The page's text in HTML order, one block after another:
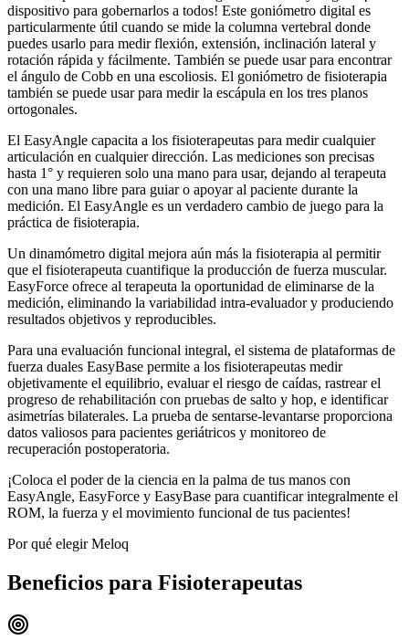
dispositivo para gobernarlos a todos! Este goniómetro digital es
particularmente útil cuando se mide la columna vertebral donde
puedes usarlo para medir flexión, extensión, inclinación lateral y
rotación rápida y fácilmente. También se puede usar para encontrar
el ángulo de Cobb en una escoliosis. El goniómetro de fisioterapia
también se puede usar para medir la escápula en los tres planos
ortogonales.
El EasyAngle capacita a los fisioterapeutas para medir cualquier
articulación en cualquier dirección. Las mediciones son precisas
hasta 1° y requieren solo una mano para usar, dejando al terapeuta
con una mano libre para guiar o apoyar al paciente durante la
medición. El EasyAngle es un verdadero cambio de juego para la
práctica de fisioterapia.
Un dinamómetro digital mejora aún más la fisioterapia al permitir
que el fisioterapeuta cuantifique la producción de fuerza muscular.
EasyForce ofrece al terapeuta la oportunidad de eliminarse de la
medición, eliminando la variabilidad intra-evaluador y produciendo
resultados objetivos y reproducibles.
Para una evaluación funcional integral, el sistema de plataformas de
fuerza duales EasyBase permite a los fisioterapeutas medir
objetivamente el equilibrio, evaluar el riesgo de caídas, rastrear el
progreso de rehabilitación con pruebas de salto y hop, e identificar
asimetrías bilaterales. La prueba de sentarse-levantarse proporciona
datos valiosos para pacientes geriátricos y monitoreo de
recuperación postoperatoria.
¡Coloca el poder de la ciencia en la palma de tus manos con
EasyAngle, EasyForce y EasyBase para cuantificar integralmente el
ROM, la fuerza y el movimiento funcional de tus pacientes!
Por qué elegir Meloq
Beneficios para Fisioterapeutas